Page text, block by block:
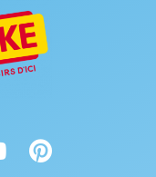
YouTubePinterest